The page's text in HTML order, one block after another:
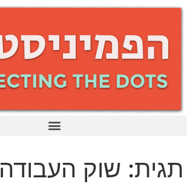
תגית: שוק העבודה